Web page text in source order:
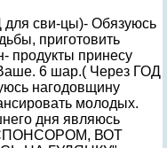
сви-цы)- Обязуюсь
приготовить
продукты принесу
6 шар.( Через ГОД
нагодовщину
молодых.
дня являюсь
ВОТ